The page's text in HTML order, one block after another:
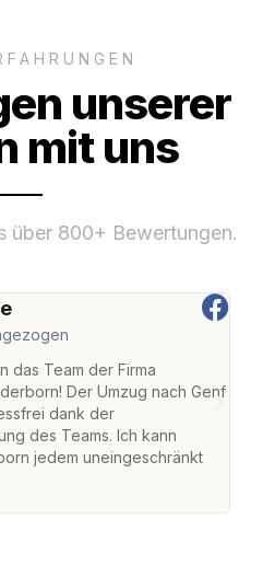
unserer
mit uns
über 800+ Bewertungen.
das Team der Firma
Der Umzug nach Genf
dank der
des Teams. Ich kann
jedem uneingeschränkt